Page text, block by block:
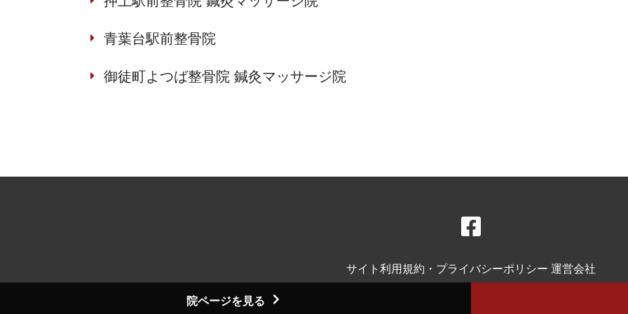
青葉台駅前整骨院
御徒町よつば整骨院 鍼灸マッサージ院
院ページを見る
サイト利用規約・プライバシーポリシー 運営会社